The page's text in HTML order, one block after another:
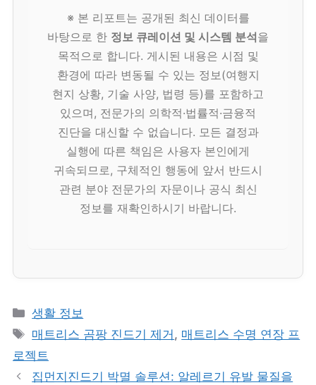
※ 본 리포트는 공개된 최신 데이터를
바탕으로 한 정보 큐레이션 및 시스템 분석을
목적으로 합니다. 게시된 내용은 시점 및
환경에 따라 변동될 수 있는 정보(여행지
현지 상황, 기술 사양, 법령 등)를 포함하고
있으며, 전문가의 의학적·법률적·금융적
진단을 대신할 수 없습니다. 모든 결정과
실행에 따른 책임은 사용자 본인에게
귀속되므로, 구체적인 행동에 앞서 반드시
관련 분야 전문가의 자문이나 공식 최신
정보를 재확인하시기 바랍니다.
카
테
리
생활 정보
태
그
매트리스 곰팡 진드기 제거 , 매트리스 수명 연장 프
로젝트
집먼지진드기 박멸 솔루션: 알레르기 유발 물질을